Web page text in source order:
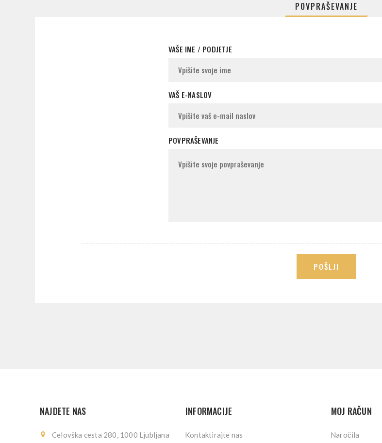
POVPRAŠEVANJE
VAŠE IME / PODJETJE
VAŠ E-NASLOV
POVPRAŠEVANJE
POŠLJI
NAJDETE NAS
Celovška cesta 280, 1000 Ljubljana
INFORMACIJE
Kontaktirajte nas
MOJ RAČUN
Naročila